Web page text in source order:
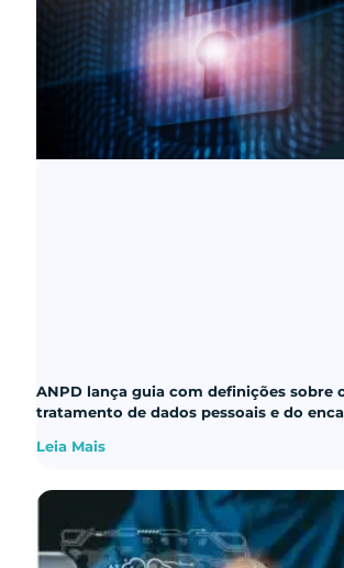
ANPD lança guia com definições sobre
tratamento de dados pessoais e do
Leia Mais